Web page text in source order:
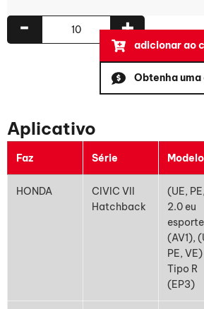
+
-
adicionar ao
Obtenha
Aplicativo
Faz Série
HONDA
CIVIC VII
Hatchback
(UE,
2.0 eu
esporte
(AV1),
PE,
Tipo R
(EP3)